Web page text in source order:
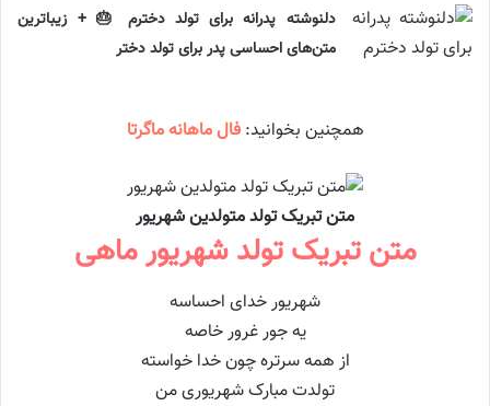
دلنوشته پدرانه برای تولد دخترم 🎂 + زیباترین
متن‌های احساسی پدر برای تولد دختر
همچنین بخوانید:فال ماهانه ماگرتا
متن تبریک تولد متولدین شهریور
متن تبریک تولد شهریور ماهی
شهریور خدای احساسه
یه جور غرور خاصه
از همه سرتره چون خدا خواسته
تولدت مبارک شهریوری من